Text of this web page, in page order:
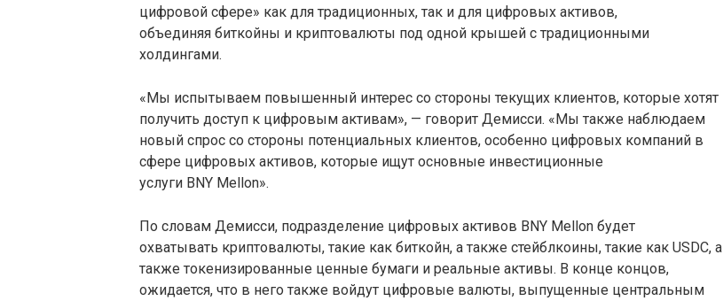
цифровой сфере» как для традиционных, так и для цифровых активов,
объединяя биткойны и криптовалюты под одной крышей с традиционными
холдингами.
«Мы испытываем повышенный интерес со стороны текущих клиентов, которые хотят
получить доступ к цифровым активам», — говорит Демисси. «Мы также наблюдаем
новый спрос со стороны потенциальных клиентов, особенно цифровых компаний в
сфере цифровых активов, которые ищут основные инвестиционные
услуги BNY Mellon».
По словам Демисси, подразделение цифровых активов BNY Mellon будет
охватывать криптовалюты, такие как биткойн, а также стейблкоины, такие как USDC, а
также токенизированные ценные бумаги и реальные активы. В конце концов,
ожидается, что в него также войдут цифровые валюты, выпущенные центральным